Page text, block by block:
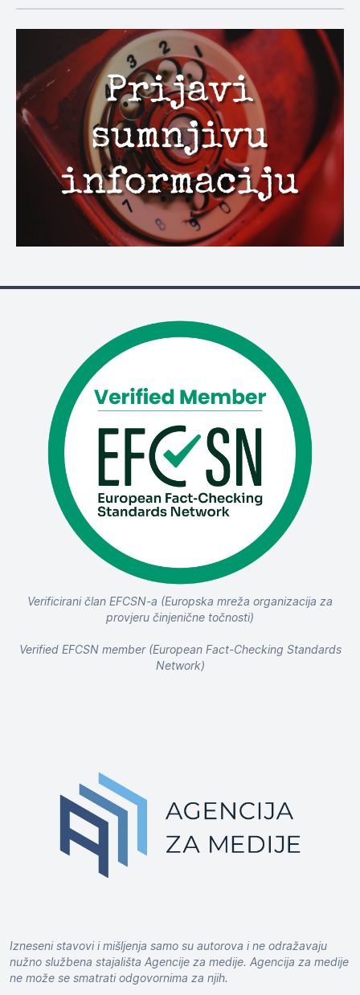
Verificirani član EFCSN-a (Europska mreža organizacija za
provjeru činjenične točnosti)
Verified EFCSN member (European Fact-Checking Standards
Network)
Izneseni stavovi i mišljenja samo su autorova i ne odražavaju
nužno službena stajališta Agencije za medije. Agencija za medije
ne može se smatrati odgovornima za njih.